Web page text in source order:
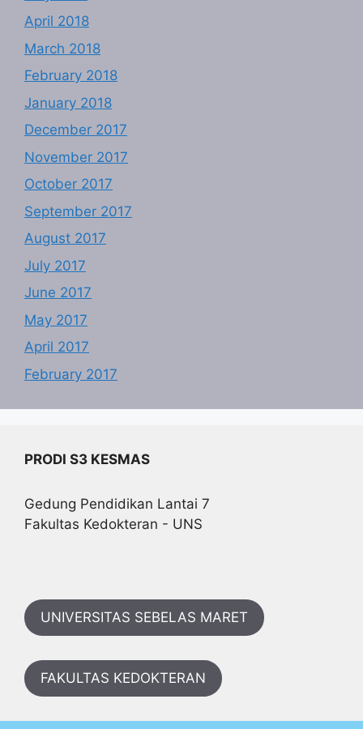
April 2018
March 2018
February 2018
January 2018
December 2017
November 2017
October 2017
September 2017
August 2017
July 2017
June 2017
May 2017
April 2017
February 2017
PRODI S3 KESMAS
Gedung Pendidikan Lantai 7
Fakultas Kedokteran - UNS
UNIVERSITAS SEBELAS MARET
FAKULTAS KEDOKTERAN